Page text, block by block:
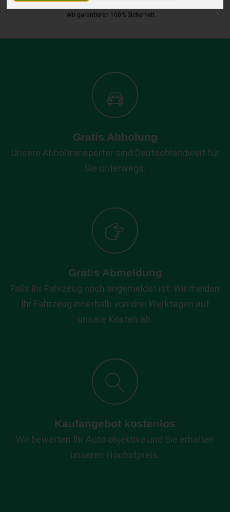
Wir garantieren 100% Sicherheit.
Gratis Abholung
Unsere Abholtransporter sind Deutschlandweit für
Sie unterwegs.
Gratis Abmeldung
Falls Ihr Fahrzeug noch angemeldet ist: Wir melden
Ihr Fahrzeug innerhalb von drei Werktagen auf
unsere Kosten ab.
Kaufangebot kostenlos
Wir bewerten Ihr Auto objektive und Sie erhalten
unseren Höchstpreis.